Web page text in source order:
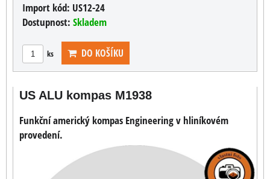
Import kód: US12-24
Dostupnost: Skladem
ks DO KOŠÍKU
US ALU kompas M1938
Funkční americký kompas Engineering v hliníkovém
provedení.